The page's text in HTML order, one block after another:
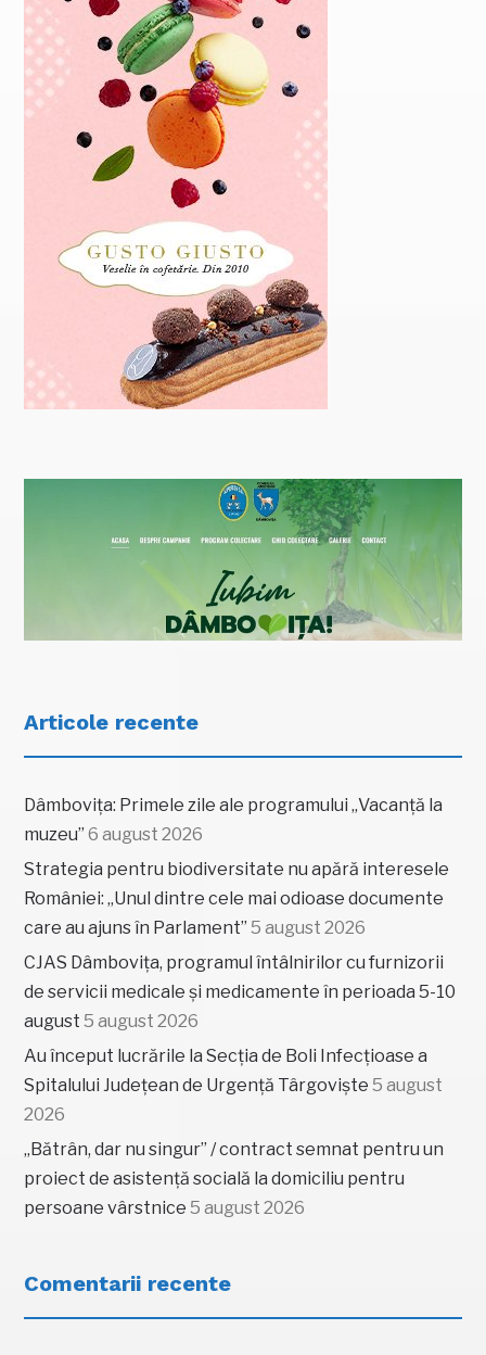
Articole recente
Dâmbovița: Primele zile ale programului „Vacanță la
muzeu” 6 august 2026
Strategia pentru biodiversitate nu apără interesele
României: „Unul dintre cele mai odioase documente
care au ajuns în Parlament” 5 august 2026
CJAS Dâmbovița, programul întâlnirilor cu furnizorii
de servicii medicale și medicamente în perioada 5-10
august 5 august 2026
Au început lucrările la Secția de Boli Infecțioase a
Spitalului Județean de Urgență Târgoviște 5 august
2026
„Bătrân, dar nu singur” / contract semnat pentru un
proiect de asistență socială la domiciliu pentru
persoane vârstnice 5 august 2026
Comentarii recente